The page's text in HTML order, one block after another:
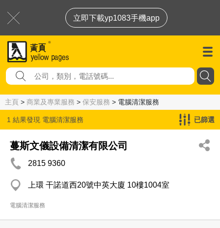
立即下載yp1083手機app
主頁 > 商業及專業服務 > 保安服務 > 電腦清潔服務
1 結果發現 電腦清潔服務 已篩選
蔓斯文儀設備清潔有限公司
2815 9360
上環 干諾道西20號中英大廈 10樓1004室
電腦清潔服務